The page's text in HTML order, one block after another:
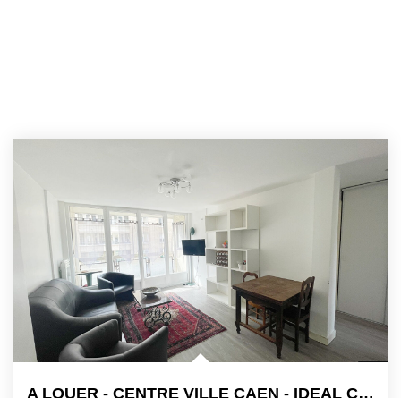
A LOUER - CENTRE VILLE CAEN - IDEAL COLOCATION